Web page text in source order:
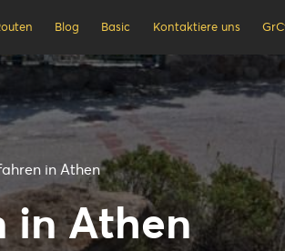
Blog Basic Kontaktiere uns
in Athen
in Athen